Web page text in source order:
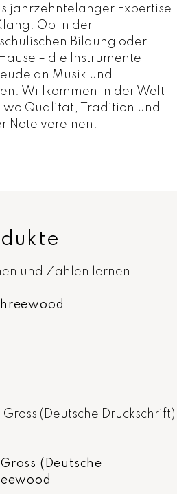
jahrzehntelanger Expertise
Ob in der
Bildung oder
– die Instrumente
an Musik und
Willkommen in der Welt
wo Qualität, Tradition und
Note vereinen.
(Deutsche